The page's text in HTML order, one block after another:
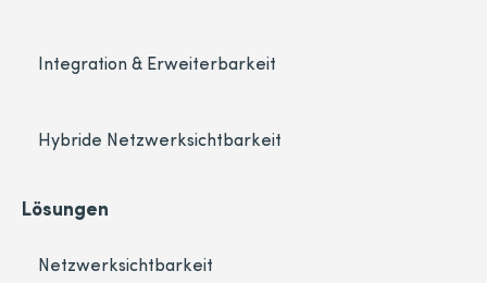
Integration & Erweiterbarkeit
Hybride Netzwerksichtbarkeit
Lösungen
Netzwerksichtbarkeit